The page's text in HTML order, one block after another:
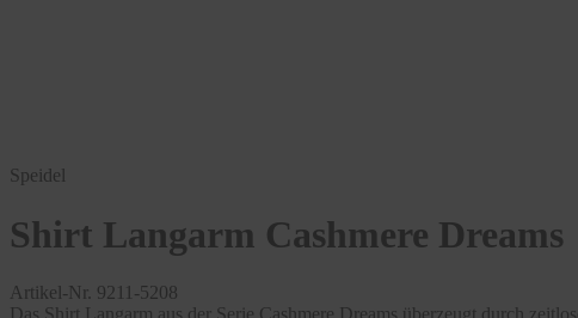
Speidel
Shirt Langarm Cashmere Dreams
Artikel-Nr. 9211-5208